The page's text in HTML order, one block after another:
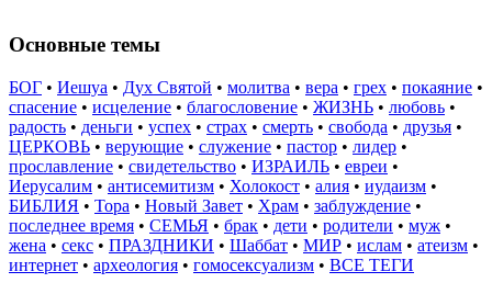
Основные темы
БОГ • Иешуа • Дух Святой • молитва • вера • грех • покаяние •
спасение • исцеление • благословение • ЖИЗНЬ • любовь •
радость • деньги • успех • страх • смерть • свобода • друзья •
ЦЕРКОВЬ • верующие • служение • пастор • лидер •
прославление • свидетельство • ИЗРАИЛЬ • евреи •
Иерусалим • антисемитизм • Холокост • алия • иудаизм •
БИБЛИЯ • Тора • Новый Завет • Храм • заблуждение •
последнее время • СЕМЬЯ • брак • дети • родители • муж •
жена • секс • ПРАЗДНИКИ • Шаббат • МИР • ислам • атеизм •
интернет • археология • гомосексуализм • ВСЕ ТЕГИ